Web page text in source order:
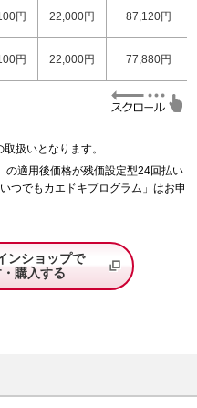
円 22,000円 87,120円
円 22,000円 77,880円
扱いとなります。
の適用後価格が残価設定型24回払い
つでもカエドキプログラム」はお申
ンショップで
購入する